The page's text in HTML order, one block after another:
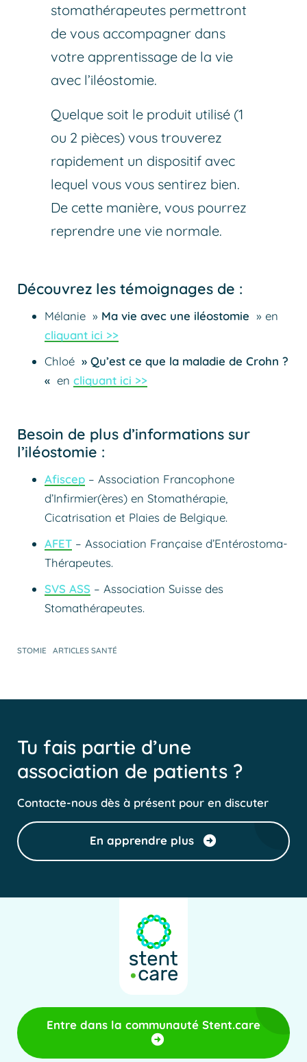
stomathérapeutes permettront
de vous accompagner dans
votre apprentissage de la vie
avec l’iléostomie.
Quelque soit le produit utilisé (1
ou 2 pièces) vous trouverez
rapidement un dispositif avec
lequel vous vous sentirez bien.
De cette manière, vous pourrez
reprendre une vie normale.
Découvrez les témoignages de :
Mélanie » Ma vie avec une iléostomie » en
cliquant ici >>
Chloé » Qu’est ce que la maladie de Crohn ?
« en cliquant ici >>
Besoin de plus d’informations sur
l’iléostomie :
Afiscep – Association Francophone
d’Infirmier(ères) en Stomathérapie,
Cicatrisation et Plaies de Belgique.
AFET – Association Française d’Entérostoma-
Thérapeutes.
SVS ASS – Association Suisse des
Stomathérapeutes.
STOMIE ARTICLES SANTÉ
Tu fais partie d’une
association de patients ?
Contacte-nous dès à présent pour en discuter
En apprendre plus
Entre dans la communauté Stent.care